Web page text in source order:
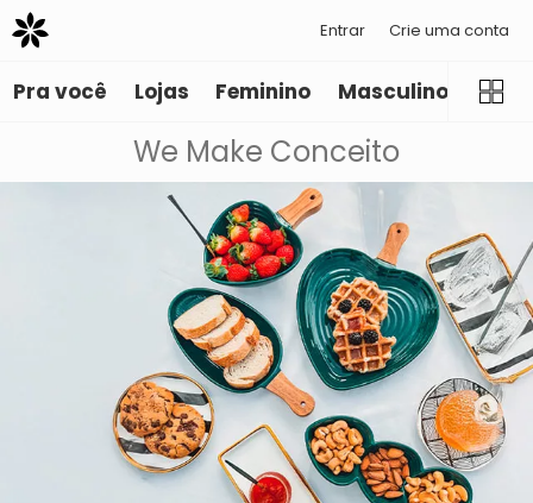
Entrar Crie uma conta
Pra você Lojas Feminino Masculino
We Make Conceito